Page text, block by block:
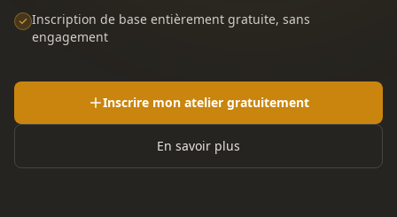
Inscription de base entièrement gratuite, sans
engagement
Inscrire mon atelier gratuitement
En savoir plus